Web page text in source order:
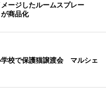
ージしたルームスプレー
が商品化
学校で保護猫譲渡会 マルシェ